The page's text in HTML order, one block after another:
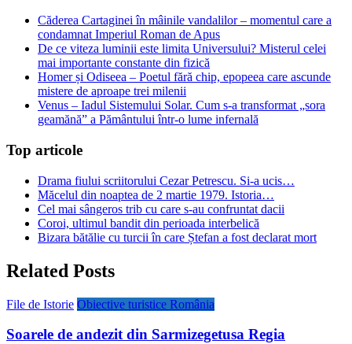
Căderea Cartaginei în mâinile vandalilor – momentul care a
condamnat Imperiul Roman de Apus
De ce viteza luminii este limita Universului? Misterul celei
mai importante constante din fizică
Homer și Odiseea – Poetul fără chip, epopeea care ascunde
mistere de aproape trei milenii
Venus – Iadul Sistemului Solar. Cum s-a transformat „sora
geamănă” a Pământului într-o lume infernală
Top articole
Drama fiului scriitorului Cezar Petrescu. Si-a ucis…
Măcelul din noaptea de 2 martie 1979. Istoria…
Cel mai sângeros trib cu care s-au confruntat dacii
Coroi, ultimul bandit din perioada interbelică
Bizara bătălie cu turcii în care Ștefan a fost declarat mort
Related Posts
File de Istorie Obiective turistice România
Soarele de andezit din Sarmizegetusa Regia